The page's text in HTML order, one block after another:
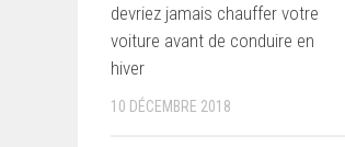
devriez jamais chauffer votre
voiture avant de conduire en
hiver
10 DÉCEMBRE 2018